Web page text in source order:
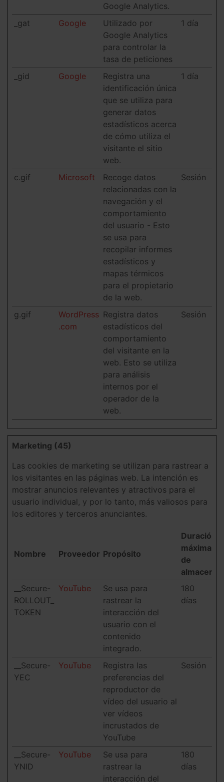
Google Analytics.
_gat Google
Utilizado por
Google Analytics
para controlar la
tasa de peticiones
1 día
_gid Google
Registra una
identificación única
que se utiliza para
generar datos
estadísticos acerca
de cómo utiliza el
visitante el sitio
web.
1 día
c.gif Microsoft
Recoge datos
relacionadas con la
navegación y el
comportamiento
del usuario - Esto
se usa para
recopilar informes
estadísticos y
mapas térmicos
para el propietario
de la web.
Sesión
g.gif
WordPress
.com
Registra datos
estadísticos del
comportamiento
del visitante en la
web. Esto se utiliza
para análisis
internos por el
operador de la
web.
Sesión
Marketing (45)
Las cookies de marketing se utilizan para rastrear a
los visitantes en las páginas web. La intención es
mostrar anuncios relevantes y atractivos para el
usuario individual, y por lo tanto, más valiosos para
los editores y terceros anunciantes.
Nombre Proveedor Propósito
Duración
máxima
de
__Secure-
ROLLOUT_
TOKEN
YouTube
Se usa para
rastrear la
interacción del
usuario con el
contenido
integrado.
180
días
__Secure-
YEC
YouTube
Registra las
preferencias del
reproductor de
vídeo del usuario al
ver vídeos
incrustados de
YouTube
Sesión
__Secure-
YNID
YouTube
Se usa para
rastrear la
interacción del
180
días